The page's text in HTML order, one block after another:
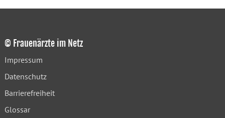
© Frauenärzte im Netz
Impressum
Datenschutz
Barrierefreiheit
Glossar